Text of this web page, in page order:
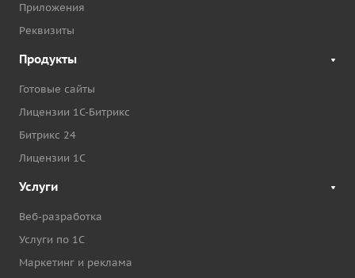
Приложения
Реквизиты
Продукты
Готовые сайты
Лицензии 1С-Битрикс
Битрикс 24
Лицензии 1С
Услуги
Веб-разработка
Услуги по 1С
Маркетинг и реклама